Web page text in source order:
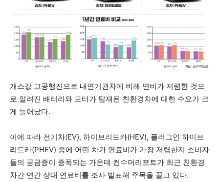
개스값 고공행진으로 내연기관차에 비해 연비가 저렴한 것으
로 알려진 배터리와 모터가 탑재된 친환경차에 대한 수요가 크
게 늘어났다.
이에 따라 전기차(EV), 하이브리드카(HEV), 플러그인 하이브
리드카(PHEV) 중에 어떤 차가 연료비가 가장 저렴한지 소비자
들의 궁금증이 증폭되는 가운데 컨수머리포트가 최근 친환경
차간 연간 상대 연료비를 조사 발표해 주목을 끌고 있다.